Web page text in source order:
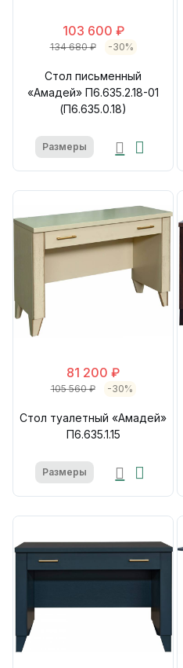
103 600 ₽
134 680 ₽ -30%
Стол письменный
«Амадей» П6.635.2.18-01
(П6.635.0.18)
Размеры
81 200 ₽
105 560 ₽ -30%
Стол туалетный «Амадей»
П6.635.1.15
Размеры